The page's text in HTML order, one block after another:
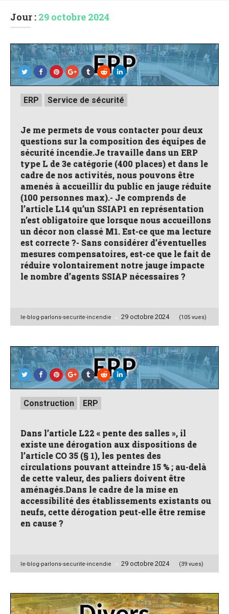
Jour : 29 octobre 2024
Posted
inERP Service de sécurité
Je me permets de vous contacter pour deux
questions sur la composition des équipes de
sécurité incendie.Je travaille dans un ERP
type L de 3e catégorie (400 places) et dans le
cadre de nos activités, nous pouvons être
amenés à accueillir du public en jauge réduite
(100 personnes max).- Je comprends de
l’article L14 qu’un SSIAP1 en représentation
n’est obligatoire que lorsque nous accueillons
un décor non classé M1. Est-ce que ma lecture
est correcte ?- Sans considérer d’éventuelles
mesures compensatoires, est-ce que le fait de
réduire volontairement notre jauge impacte
le nombre d’agents SSIAP nécessaires ?
Posted
le-blog-parlons-securite-incendie 29 octobre 2024 (105 vues)
Posted
inConstruction ERP
Dans l’article L22 « pente des salles », il
existe une dérogation aux dispositions de
l’article CO 35 (§ 1), les pentes des
circulations pouvant atteindre 15 % ; au-delà
de cette valeur, des paliers doivent être
aménagés.Dans le cadre de la mise en
accessibilité des établissements existants ou
neufs, cette dérogation peut-elle être remise
en cause ?
Posted
le-blog-parlons-securite-incendie 29 octobre 2024 (39 vues)